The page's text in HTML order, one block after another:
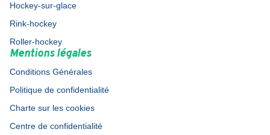
Hockey-sur-glace
Rink-hockey
Roller-hockey
Mentions légales
Conditions Générales
Politique de confidentialité
Charte sur les cookies
Centre de confidentialité